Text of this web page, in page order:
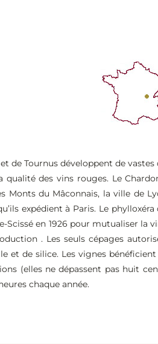
de Tournus développent de
des vins rouges. Le
Monts du Mâconnais, la ville de
expédient à Paris. Le
Scissé en 1926 pour mutualiser
. Les seuls cépages
et de silice. Les vignes
(elles ne dépassent pas huit
chaque année.